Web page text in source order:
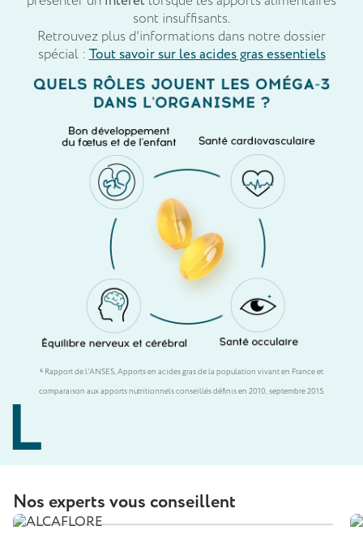
sont insuffisants.
Retrouvez plus d'informations dans notre dossier
spécial :Tout savoir sur les acides gras essentiels
⁶ Rapport de l'ANSES, Apports en acides gras de la population vivant en France et
comparaison aux apports nutritionnels conseillés définis en 2010, septembre 2015.
Nos experts vous conseillent